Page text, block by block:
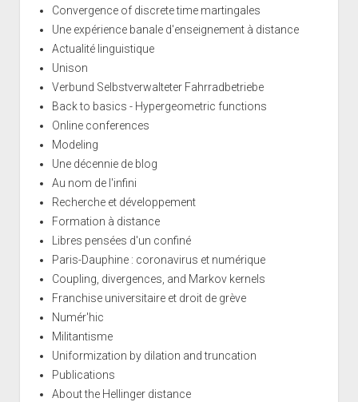
Convergence of discrete time martingales
Une expérience banale d'enseignement à distance
Actualité linguistique
Unison
Verbund Selbstverwalteter Fahrradbetriebe
Back to basics - Hypergeometric functions
Online conferences
Modeling
Une décennie de blog
Au nom de l'infini
Recherche et développement
Formation à distance
Libres pensées d'un confiné
Paris-Dauphine : coronavirus et numérique
Coupling, divergences, and Markov kernels
Franchise universitaire et droit de grève
Numér'hic
Militantisme
Uniformization by dilation and truncation
Publications
About the Hellinger distance